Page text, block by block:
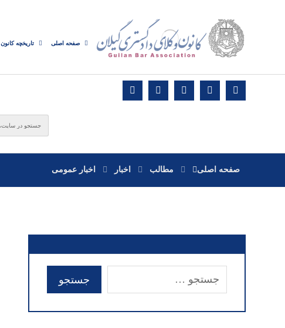
صفحه اصلی تاریخچه کانون
صفحه اصلی مطالب اخبار اخبار عمومی